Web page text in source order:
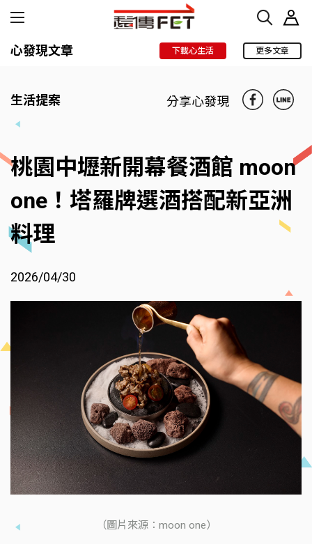
心發現文章 下載心生活 更多文章
生活提案 分享心發現
桃園中壢新開幕餐酒館 moon
one！塔羅牌選酒搭配新亞洲
料理
2026/04/30
（圖片來源：moon one）